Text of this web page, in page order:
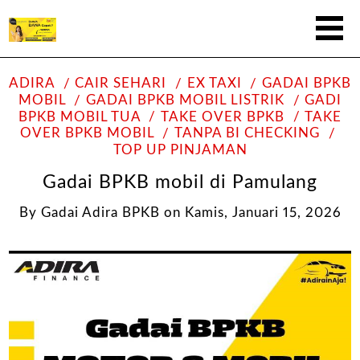
ADIRA CAIR SEHARI EX TAXI
GADAI BPKB
MOBIL
GADAI BPKB MOBIL LISTRIK
GADI
BPKB MOBIL TUA
TAKE OVER BPKB
TAKE
OVER BPKB MOBIL
TANPA BI CHECKING
TOP UP PINJAMAN
Gadai BPKB mobil di Pamulang
By Gadai Adira BPKB on Kamis, Januari 15, 2026